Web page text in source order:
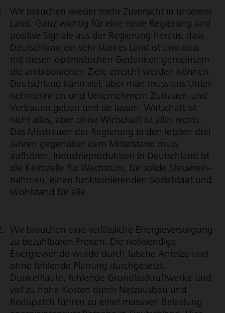
Wir brauchen wieder mehr Zuversicht in unserem
Land. Ganz wichtig für eine neue Regierung sind
positive Signale aus der Regierung heraus, dass
Deutschland ein sehr starkes Land ist und dass
mit diesen optimistischen Gedanken gemeinsam
die ambitionierten Ziele erreicht werden können.
Deutschland kann viel, aber man muss uns Unter­
neh­me­rinnen und Unternehmern Zutrauen und
Vertrauen geben und sie lassen. Wirtschaft ist
nicht alles, aber ohne Wirtschaft ist alles nichts.
Das Misstrauen der Regierung in den letzten drei
Jahren gegenüber dem Mittelstand muss
aufhören. Indus­trie­pro­duk­tion in Deutschland ist
die Keimzelle für Wachstum, für solide Steu­er­ein­
nahmen, einen funk­tio­nie­renden Sozialstaat und
Wohlstand für alle.
Wir brauchen eine verlässliche Ener­gie­ver­sor­gung
zu bezahlbaren Preisen. Die notwendige
Energiewende wurde durch falsche Anreize und
ohne fehlende Planung durchgesetzt.
Dunkelflaute, fehlende Grund­last­kraft­werke und
viel zu hohe Kosten durch Netzausbau und
Redispatch führen zu einer massiven Belastung